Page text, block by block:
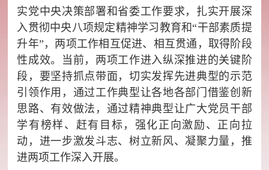
实党中央决策部署和省委工作要求，扎实开展深
入贯彻中央八项规定精神学习教育和“干部素质提
升年”，两项工作相互促进、相互贯通，取得阶段
性成效。当前，两项工作进入纵深推进的关键阶
段，要坚持抓点带面，切实发挥先进典型的示范
引领作用，通过工作典型让各地各部门借鉴创新
思路、有效做法，通过精神典型让广大党员干部
学有榜样、赶有目标，强化正向激励、正向拉
动，进一步激发斗志、树立新风、凝聚力量，推
进两项工作深入开展。